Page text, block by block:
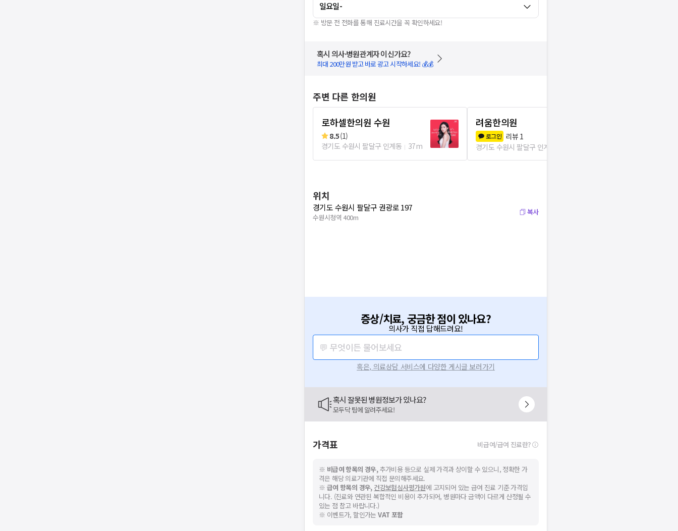
일요일-
※ 방문 전 전화를 통해 진료시간을 꼭 확인하세요!
혹시 의사·병원관계자 이신가요?
최대 200만원 받고 바로 광고 시작하세요! 💰💰
주변 다른 한의원
로하셀한의원 수원
8.5(1)
경기도 수원시 팔달구 인계동
37m
려움한의원
로그인 리뷰 1
경기도 수원시 팔달구 인계동
위치
경기도 수원시 팔달구 권광로 197
수원시청역 400m
복사
증상/치료, 궁금한 점이 있나요?
의사가 직접 답해드려요!
💬 무엇이든 물어보세요
혹은, 의료상담 서비스에 다양한 게시글 보러가기
혹시 잘못된 병원정보가 있나요?
모두닥 팀에 알려주세요!
가격표 비급여/급여 진료란?
※ 비급여 항목의 경우,추가비용 등으로 실제 가격과 상이할 수 있으니, 정확한 가
격은 해당 의료기관에 직접 문의해주세요.
※ 급여 항목의 경우, 건강보험심사평가원에 고지되어 있는 급여 진료 기준 가격입
니다. (진료와 연관된 복합적인 비용이 추가되어, 병원마다 금액이 다르게 산정될 수
있는 점 참고 바랍니다.)
※ 이벤트가, 할인가는VAT 포함